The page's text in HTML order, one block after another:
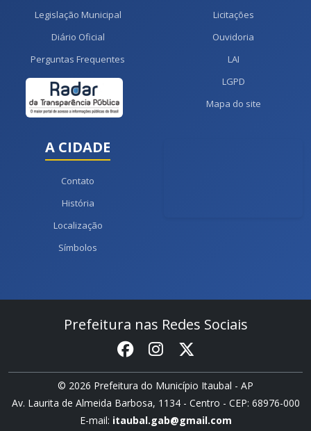
Legislação Municipal
Diário Oficial
Perguntas Frequentes
Licitações
Ouvidoria
LAI
LGPD
Mapa do site
A CIDADE
Contato
História
Localização
Símbolos
Prefeitura nas Redes Sociais
© 2026 Prefeitura do Município Itaubal - AP
Av. Laurita de Almeida Barbosa, 1134 - Centro - CEP: 68976-000
E-mail: itaubal.gab@gmail.com